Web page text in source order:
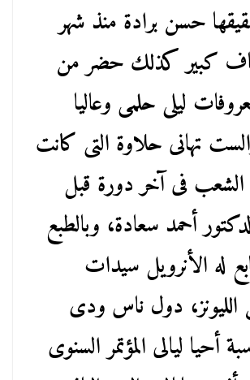
حسن برادة منذ شهر
كبير كذلك حضر من
ليلى حلمى وعاليا
تهانى حلاوة التى كانت
فى آخر دورة قبل
أحمد سعادة، وبالطبع
له الأنرويل سيدات
دول ناس ودى
أحيا ليالى المؤتمر السنوى